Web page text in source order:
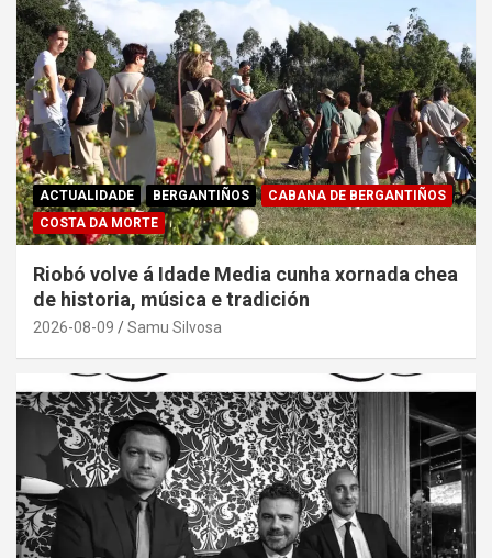
ACTUALIDADE BERGANTIÑOS
CABANA DE BERGANTIÑOS
COSTA DA MORTE
Riobó volve á Idade Media cunha xornada chea
de historia, música e tradición
2026-08-09 Samu Silvosa